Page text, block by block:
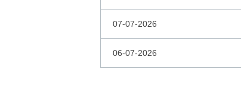
07-07-2026
06-07-2026